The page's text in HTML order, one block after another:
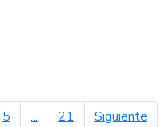
5 ... 21 Siguiente